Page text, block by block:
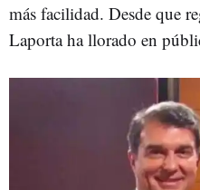
más facilidad. Desde que
Laporta ha llorado en